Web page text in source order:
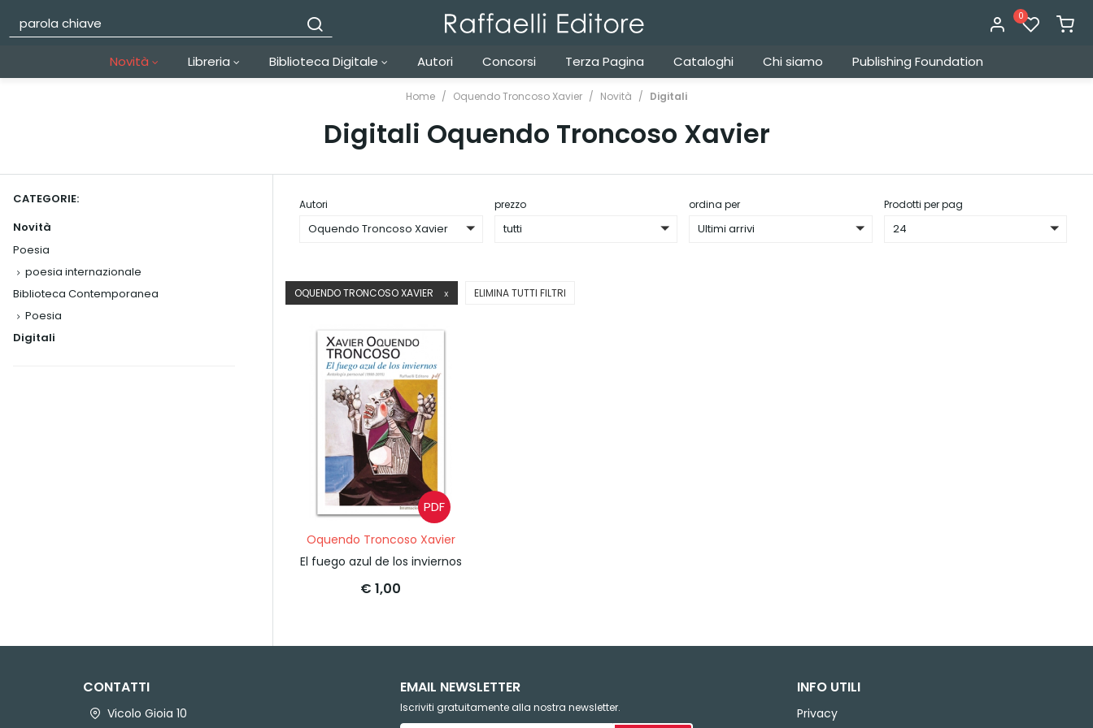
0
Novità Libreria Biblioteca Digitale Autori Concorsi Terza Pagina Cataloghi Chi siamo Publishing Foundation
Home Oquendo Troncoso Xavier Novità Digitali
Digitali Oquendo Troncoso Xavier
CATEGORIE:
Novità
Poesia
poesia internazionale
Biblioteca Contemporanea
Poesia
Digitali
Autori
Oquendo Troncoso Xavier
prezzo
tutti
ordina per
Ultimi arrivi
Prodotti per pag
24
OQUENDO TRONCOSO XAVIER X ELIMINA TUTTI FILTRI
PDF
Oquendo Troncoso Xavier
El fuego azul de los inviernos
€ 1,00
CONTATTI
Vicolo Gioia 10
EMAIL NEWSLETTER
Iscriviti gratuitamente alla nostra newsletter.
INFO UTILI
Privacy